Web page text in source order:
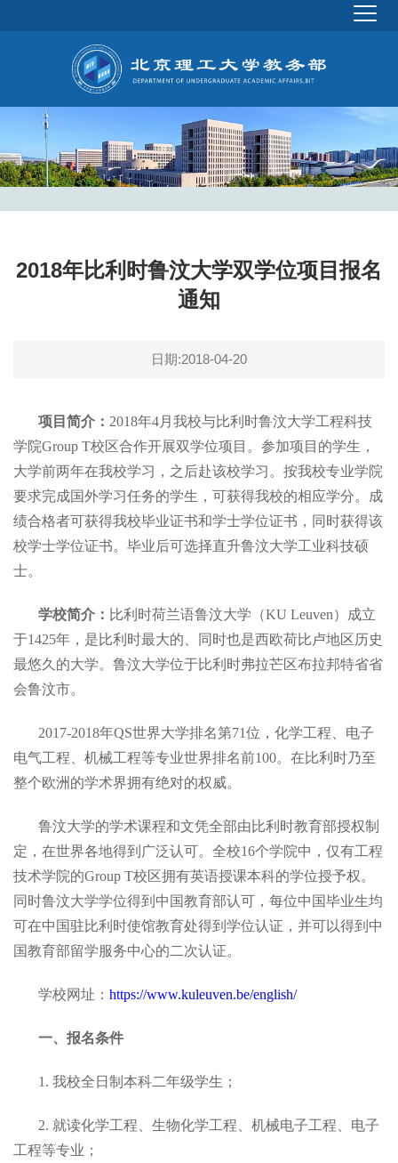
2018年比利时鲁汶大学双学位项目报名
通知
日期:2018-04-20
项目简介： 2018年4月我校与比利时鲁汶大学工程科技
学院Group T校区合作开展双学位项目。参加项目的学生，
大学前两年在我校学习，之后赴该校学习。按我校专业学院
要求完成国外学习任务的学生，可获得我校的相应学分。成
绩合格者可获得我校毕业证书和学士学位证书，同时获得该
校学士学位证书。毕业后可选择直升鲁汶大学工业科技硕
士。
学校简介： 比利时荷兰语鲁汶大学（KU Leuven）成立
于1425年，是比利时最大的、同时也是西欧荷比卢地区历史
最悠久的大学。鲁汶大学位于比利时弗拉芒区布拉邦特省省
会鲁汶市。
2017-2018年QS世界大学排名第71位，化学工程、电子
电气工程、机械工程等专业世界排名前100。在比利时乃至
整个欧洲的学术界拥有绝对的权威。
鲁汶大学的学术课程和文凭全部由比利时教育部授权制
定，在世界各地得到广泛认可。全校16个学院中，仅有工程
技术学院的Group T校区拥有英语授课本科的学位授予权。
同时鲁汶大学学位得到中国教育部认可，每位中国毕业生均
可在中国驻比利时使馆教育处得到学位认证，并可以得到中
国教育部留学服务中心的二次认证。
学校网址： https://www.kuleuven.be/english/
一、报名条件
1. 我校全日制本科二年级学生；
2. 就读化学工程、生物化学工程、机械电子工程、电子
工程等专业；